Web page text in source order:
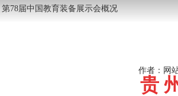
第78届中国教育装备展示会概况
作者： 网
贵